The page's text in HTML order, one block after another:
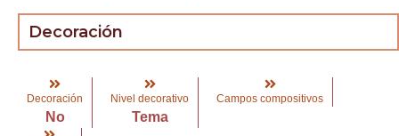
Decoración
Decoración
No
Nivel decorativo
Tema
Campos compositivos